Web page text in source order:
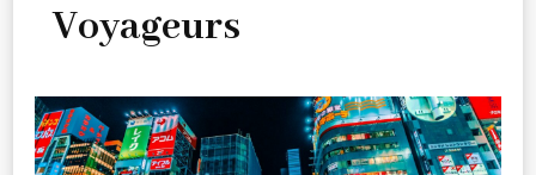
Voyageurs